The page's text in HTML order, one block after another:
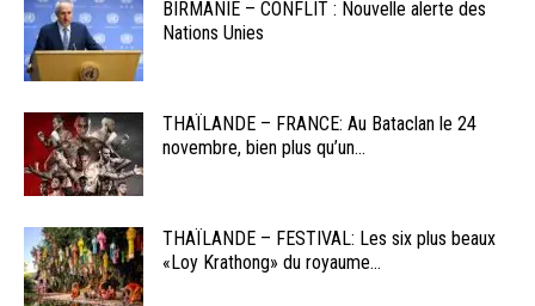
BIRMANIE – CONFLIT : Nouvelle alerte des
Nations Unies
THAÏLANDE – FRANCE: Au Bataclan le 24
novembre, bien plus qu’un...
THAÏLANDE – FESTIVAL: Les six plus beaux
«Loy Krathong» du royaume...